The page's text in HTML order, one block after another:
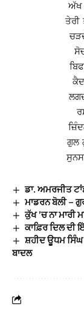
ਅੱਖ
ਤੇਰੀ
ਗੁਲ
ਡਾ. ਅਮਰਜੀਤ
ਮਾਡਰਨ ਬੋਲੀ –
ਕੁੱਖ ’ਚ ਨਾ ਮਾਰੀ
ਕਾਫ਼ਿਰ ਦਿਲ ਦੀ
ਸ਼ਹੀਦ ਊਧਮ ਸਿੰਘ
ਬਾਦਲ